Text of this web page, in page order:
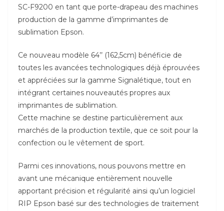
SC-F9200 en tant que porte-drapeau des machines
production de la gamme d’imprimantes de
sublimation Epson.
Ce nouveau modèle 64’’ (162,5cm) bénéficie de
toutes les avancées technologiques déjà éprouvées
et appréciées sur la gamme Signalétique, tout en
intégrant certaines nouveautés propres aux
imprimantes de sublimation.
Cette machine se destine particulièrement aux
marchés de la production textile, que ce soit pour la
confection ou le vêtement de sport.
Parmi ces innovations, nous pouvons mettre en
avant une mécanique entièrement nouvelle
apportant précision et régularité ainsi qu’un logiciel
RIP Epson basé sur des technologies de traitement